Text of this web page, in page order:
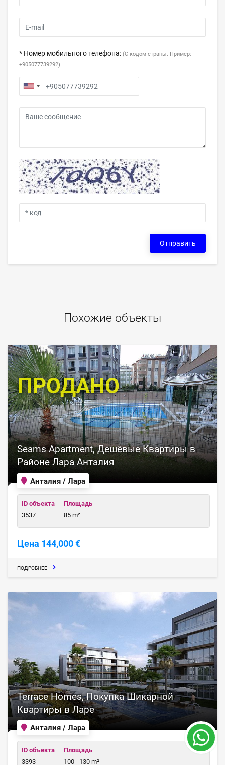
* Номер мобильного телефона: (С кодом страны. Пример:
+905077739292)
Отправить
Похожие объекты
Анталия / Лара
Seams Apartment, Дешёвые Квартиры в
Районе Лара Анталия
ID объекта
3537
Площадь
85 m²
Цена 144,000 €
ПРОДАНО
ПОДРОБНЕЕ
Анталия / Лара
Terrace Homes, Покупка Шикарной
Квартиры в Ларе
ID объекта
3393
Площадь
100 - 130 m²